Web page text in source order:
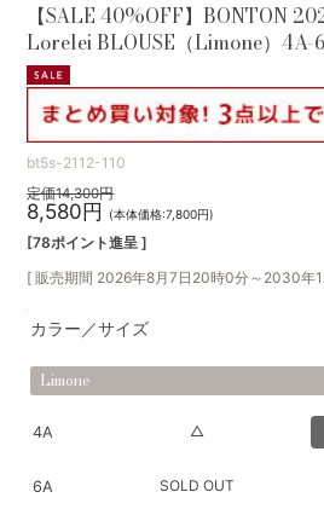
【SALE 40%OFF】BONTON
Lorelei BLOUSE（Limone）4A-
bt5s-2112-110
定価14,300円
8,580円 (本体価格:7,800円)
[78ポイント進呈 ]
[ 販売期間 2026年8月7日20時0分～ 2030年
カラー／サイズ
Limone
4A △
6A SOLD OUT